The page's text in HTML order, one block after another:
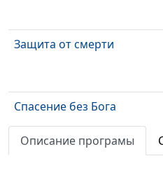
Защита от смерти
Спасение без Бога
Описание програмы